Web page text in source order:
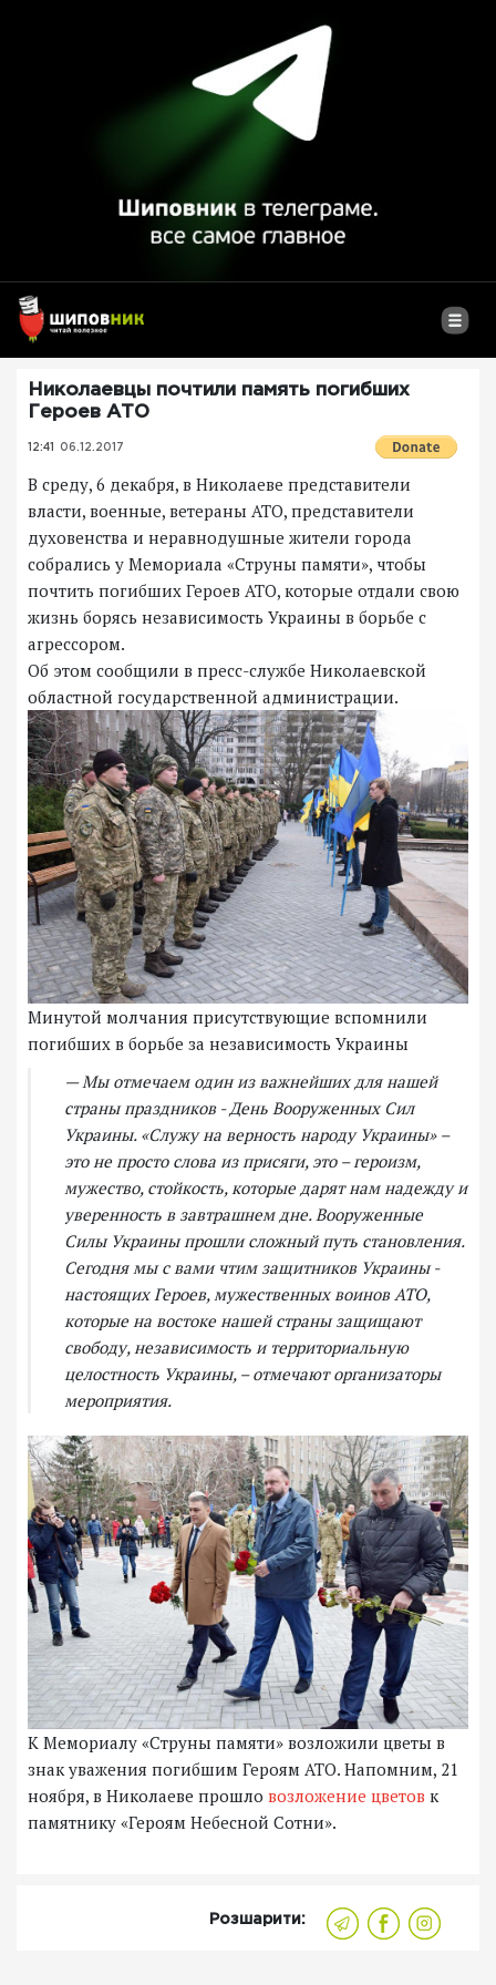
Николаевцы почтили память погибших
Героев АТО
12:41 06.12.2017
В среду, 6 декабря, в Николаеве представители
власти, военные, ветераны АТО, представители
духовенства и неравнодушные жители города
собрались у Мемориала «Струны памяти», чтобы
почтить погибших Героев АТО, которые отдали свою
жизнь борясь независимость Украины в борьбе с
агрессором.
Об этом сообщили в пресс-службе Николаевской
областной государственной администрации.
Минутой молчания присутствующие вспомнили
погибших в борьбе за независимость Украины
— Мы отмечаем один из важнейших для нашей
страны праздников - День Вооруженных Сил
Украины. «Служу на верность народу Украины» –
это не просто слова из присяги, это – героизм,
мужество, стойкость, которые дарят нам надежду и
уверенность в завтрашнем дне. Вооруженные
Силы Украины прошли сложный путь становления.
Сегодня мы с вами чтим защитников Украины -
настоящих Героев, мужественных воинов АТО,
которые на востоке нашей страны защищают
свободу, независимость и территориальную
целостность Украины, – отмечают организаторы
мероприятия.
К Мемориалу «Струны памяти» возложили цветы в
знак уважения погибшим Героям АТО. Напомним, 21
ноября, в Николаеве прошло возложение цветов к
памятнику «Героям Небесной Сотни».
Розшарити: